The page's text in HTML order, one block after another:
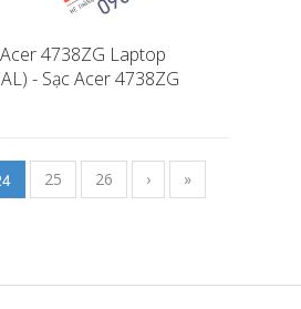
4738ZG Laptop
- Sạc Acer 4738ZG
25 26 › »